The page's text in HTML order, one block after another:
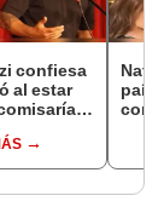
confiesa
al estar
país